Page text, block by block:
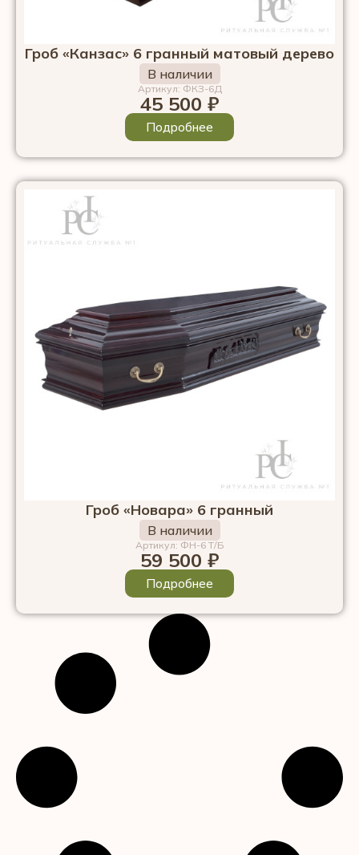
Гроб «Канзас» 6 гранный матовый дерево
В наличии
Артикул: ФКЗ-6Д
45 500 ₽
Подробнее
Гроб «Новара» 6 гранный
В наличии
Артикул: ФН-6 Т/Б
59 500 ₽
Подробнее